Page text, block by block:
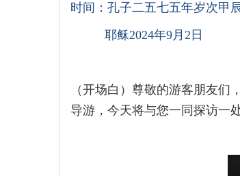
时间：孔子二五七五年岁次甲
耶稣2024年9月2日
（开场白）尊敬的游客朋友
导游，今天将与您一同探访一